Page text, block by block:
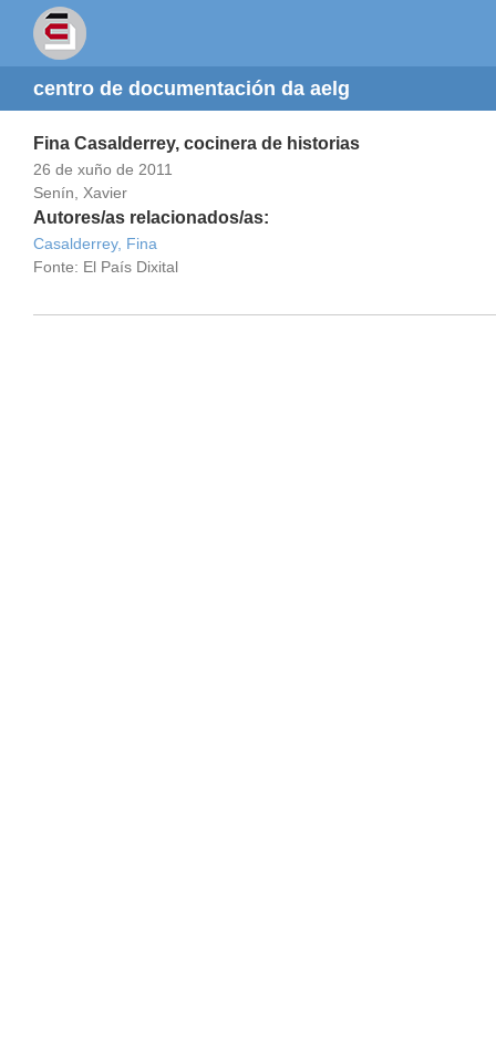
centro de documentación da aelg
Fina Casalderrey, cocinera de historias
26 de xuño de 2011
Senín, Xavier
Autores/as relacionados/as:
Casalderrey, Fina
Fonte: El País Dixital